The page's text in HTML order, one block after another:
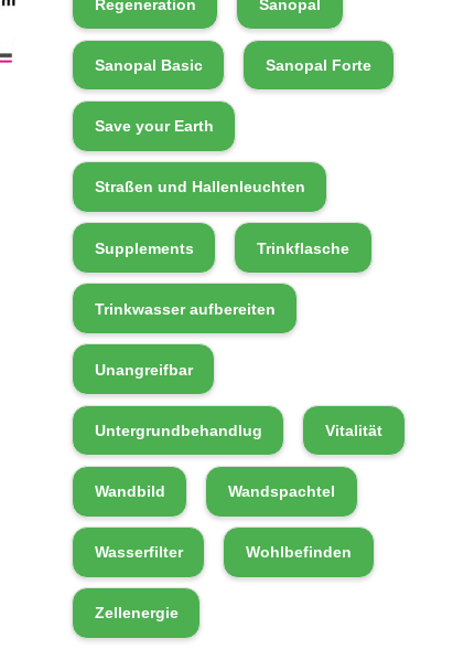
Regeneration Sanopal
Sanopal Basic Sanopal Forte
Save your Earth
Straßen und Hallenleuchten
Supplements Trinkflasche
Trinkwasser aufbereiten
Unangreifbar
Untergrundbehandlug Vitalität
Wandbild Wandspachtel
Wasserfilter Wohlbefinden
Zellenergie